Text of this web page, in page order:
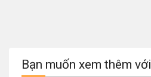
Bạn muốn xem thêm với